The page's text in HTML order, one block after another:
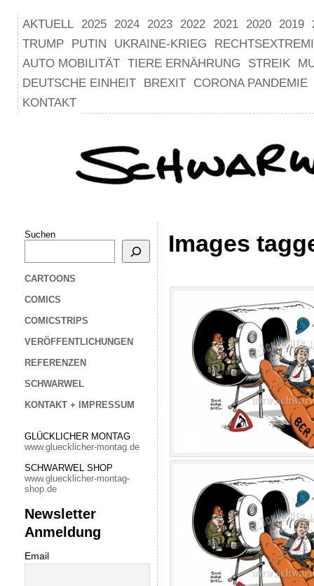
AKTUELL 2025 2024 2023 2022 2021 2020 2019
TRUMP
PUTIN UKRAINE-KRIEG
AUTO MOBILITÄT TIERE ERNÄHRUNG STREIK
DEUTSCHE EINHEIT
BREXIT
CORONA PANDEMIE
KONTAKT
Suchen
CARTOONS
COMICS
COMICSTRIPS
VERÖFFENTLICHUNGEN
REFERENZEN
SCHWARWEL
KONTAKT + IMPRESSUM
GLÜCKLICHER MONTAG
www.gluecklicher-montag.de
SCHWARWEL SHOP
www.gluecklicher-montag-
shop.de
Newsletter
Anmeldung
Email
Images